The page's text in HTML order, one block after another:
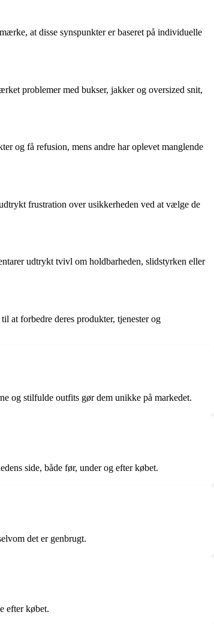
at disse synspunkter er baseret på individuelle
problemer med bukser, jakker og oversized snit,
og få refusion, mens andre har oplevet manglende
frustration over usikkerheden ved at vælge de
udtrykt tvivl om holdbarheden, slidstyrken eller
at forbedre deres produkter, tjenester og
og stilfulde outfits gør dem unikke på markedet.
side, både før, under og efter købet.
det er genbrugt.
efter købet.